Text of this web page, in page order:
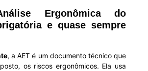
Ergonômica do
e quase sempre
, a AET é um documento técnico que
os riscos ergonômicos. Ela usa